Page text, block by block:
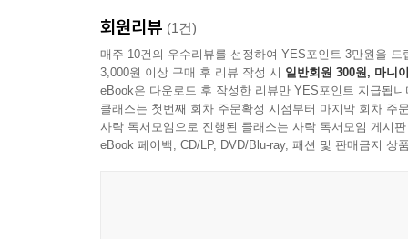
대안 모델을 제시하거나 교회 성장론을 소개하는
비슷한 생각을 가진 사람들이 있습니다’라고
주시기를 바랐습니다. 간절히 기도합니다. 부
예수님의 사랑을 재발견하시기를!
가장 먼저, 글을 쓴다는 생각조차 하지 못했을
교회가 소망이 없어보이는 이 시대 그래도 이렇게
- 손성찬 (이음교회 담임목사, 「묻다 믿다 하다」,
잊어버리려 해도 잊을 수 없고 지우려 해도 지
싶습니다!
- 안경환 (성약교회 담임목사)
회원리뷰 (1건)
매주 10건의 우수리뷰를 선정하여 YES포인트 3만원을 드
3,000원 이상 구매 후 리뷰 작성 시 일반회원 300원, 마니
eBook은 다운로드 후 작성한 리뷰만 YES포인트 지급됩니
클래스는 첫번째 회차 주문확정 시점부터 마지막 회차 주
사락 독서모임으로 진행된 클래스는 사락 독서모임 게시
eBook 페이백, CD/LP, DVD/Blu-ray, 패션 및 판매금지 상